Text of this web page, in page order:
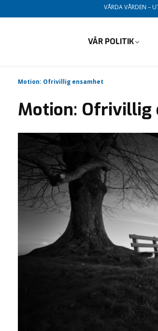
VÅRDA VÅRDEN –
VÅR POLITIK
Motion: Ofrivillig ensamhet
Motion: Ofrivillig